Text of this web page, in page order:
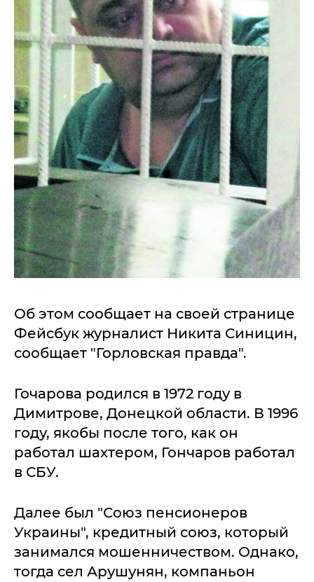
Об этом сообщает на своей странице
Фейсбук журналист Никита Синицин,
сообщает "Горловская правда".
Гочарова родился в 1972 году в
Димитрове, Донецкой области. В 1996
году, якобы после того, как он
работал шахтером, Гончаров работал
в СБУ.
Далее был "Союз пенсионеров
Украины", кредитный союз, который
занимался мошенничеством. Однако,
тогда сел Арушунян, компаньон